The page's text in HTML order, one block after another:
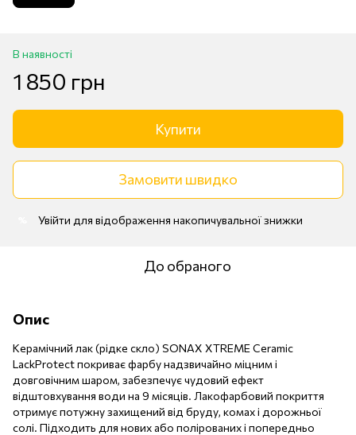
В наявності
1 850 грн
Купити
Замовити швидко
Увійти для відображення накопичувальної знижки
До обраного
Опис
Керамічний лак (рідке скло) SONAX XTREME Ceramic
LackProtect покриває фарбу надзвичайно міцним і
довговічним шаром, забезпечує чудовий ефект
відштовхування води на 9 місяців. Лакофарбовий покриття
отримує потужну захищений від бруду, комах і дорожньої
солі. Підходить для нових або полірованих і попередньо